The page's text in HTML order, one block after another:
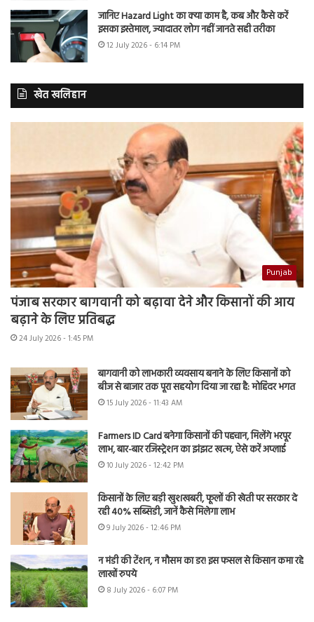
जानिए Hazard Light का क्या काम है, कब और कैसे करें
इसका इस्तेमाल, ज्यादातर लोग नहीं जानते सही तरीका
12 July 2026 - 6:14 PM
खेत खलिहान
Punjab
पंजाब सरकार बागवानी को बढ़ावा देने और किसानों की आय
बढ़ाने के लिए प्रतिबद्ध
24 July 2026 - 1:45 PM
बागवानी को लाभकारी व्यवसाय बनाने के लिए किसानों को
बीज से बाजार तक पूरा सहयोग दिया जा रहा है: मोहिंदर भगत
15 July 2026 - 11:43 AM
Farmers ID Card बनेगा किसानों की पहचान, मिलेंगे भरपूर
लाभ, बार-बार रजिस्ट्रेशन का झंझट खत्म, ऐसे करें अप्लाई
10 July 2026 - 12:42 PM
किसानों के लिए बड़ी खुशखबरी, फूलों की खेती पर सरकार दे
रही 40% सब्सिडी, जानें कैसे मिलेगा लाभ
9 July 2026 - 12:46 PM
न मंडी की टेंशन, न मौसम का डर! इस फसल से किसान कमा रहे
लाखों रुपये
8 July 2026 - 6:07 PM